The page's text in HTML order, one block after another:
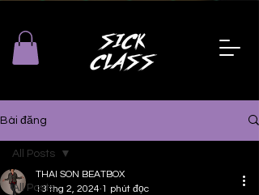
Bài đăng
All Posts
All Posts
THAI SON BEATBOX
13 thg 2, 2024 1 phút đọc